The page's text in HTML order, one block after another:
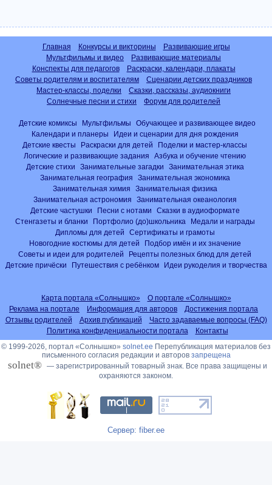
Главная Конкурсы и викторины
Развивающие игры
Мультфильмы и видео
Развивающие материалы
Конспекты для педагогов
Раскраски, календари, плакаты
Советы родителям и воспитателям
Сценарии детских праздников
Мастер-классы, поделки
Сказки, рассказы, аудиокниги
Солнечные песни и стихи
Форум для родителей
Детские комиксы Мультфильмы
Обучающее и развивающее видео
Календари и планеры
Идеи и сценарии для дня рождения
Детские квесты
Раскраски для детей
Поделки и мастер-классы
Логические и развивающие задания
Азбука и обучение чтению
Детские стихи
Занимательные загадки
Занимательная этика
Занимательная география
Занимательная экономика
Занимательная химия
Занимательная физика
Занимательная астрономия
Занимательная океанология
Детские частушки
Песни с нотами
Сказки в аудиоформате
Стенгазеты и бланки
Портфолио (до)школьника
Медали и награды
Дипломы для детей
Сертификаты и грамоты
Новогодние костюмы для детей
Подбор имён и их значение
Советы и идеи для родителей
Рецепты полезных блюд для детей
Детские причёски
Путешествия с ребёнком Идеи рукоделия и творчества
Карта портала «Солнышко»
О портале «Солнышко»
Реклама на портале
Информация для авторов
Достижения портала
Отзывы родителей
Архив публикаций
Часто задаваемые вопросы (FAQ)
Политика конфиденциальности портала
Контакты
© 1999-2026, портал «Солнышко» solnet.ee Перепубликация материалов без
письменного согласия редакции и авторов запрещена
solnet® — зарегистрированный товарный знак. Все права защищены и
охраняются законом.
Сервер: fiber.ee